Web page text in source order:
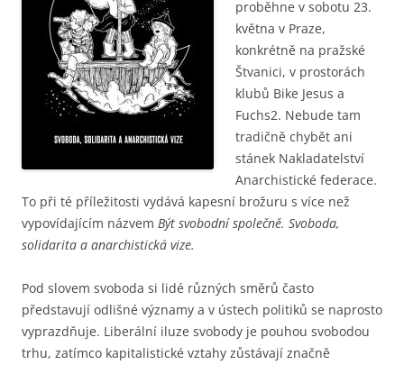
proběhne v sobotu 23.
května v Praze,
konkrétně na pražské
Štvanici, v prostorách
klubů Bike Jesus a
Fuchs2. Nebude tam
tradičně chybět ani
stánek Nakladatelství
Anarchistické federace.
To při té příležitosti vydává kapesní brožuru s více než
vypovídajícím názvem Být svobodní společně. Svoboda,
solidarita a anarchistická vize.
Pod slovem svoboda si lidé různých směrů často
představují odlišné významy a v ústech politiků se naprosto
vyprazdňuje. Liberální iluze svobody je pouhou svobodou
trhu, zatímco kapitalistické vztahy zůstávají značně